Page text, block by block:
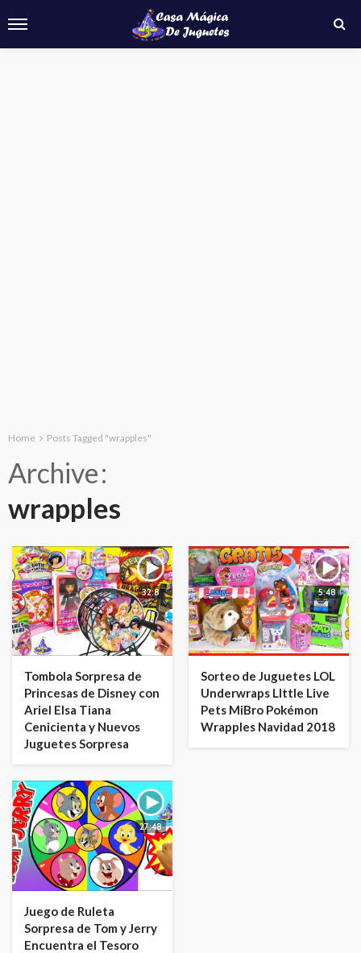
Home Posts Tagged "wrapples"
Archive
wrapples
32:8
Tombola Sorpresa de
Princesas de Disney con
Ariel Elsa Tiana
Cenicienta y Nuevos
Juguetes Sorpresa
5:48
Sorteo de Juguetes LOL
Underwraps LIttle Live
Pets MiBro Pokémon
Wrapples Navidad 2018
27:48
Juego de Ruleta
Sorpresa de Tom y Jerry
Encuentra el Tesoro